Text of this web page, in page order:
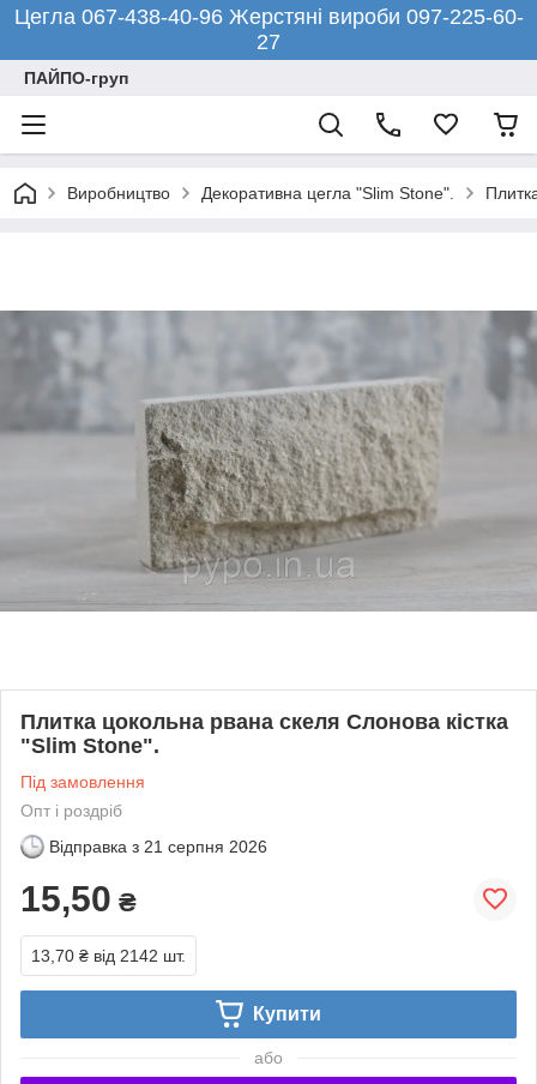
Цегла 067-438-40-96 Жерстяні вироби 097-225-60-
27
ПАЙПО-груп
Виробництво Декоративна цегла "Slim Stone".
Плитка цокольна рвана скеля Слонова кістка
"Slim Stone".
Під замовлення
Опт і роздріб
Відправка з 21 серпня 2026
15,50 ₴
13,70 ₴ від 2142 шт.
Купити
або